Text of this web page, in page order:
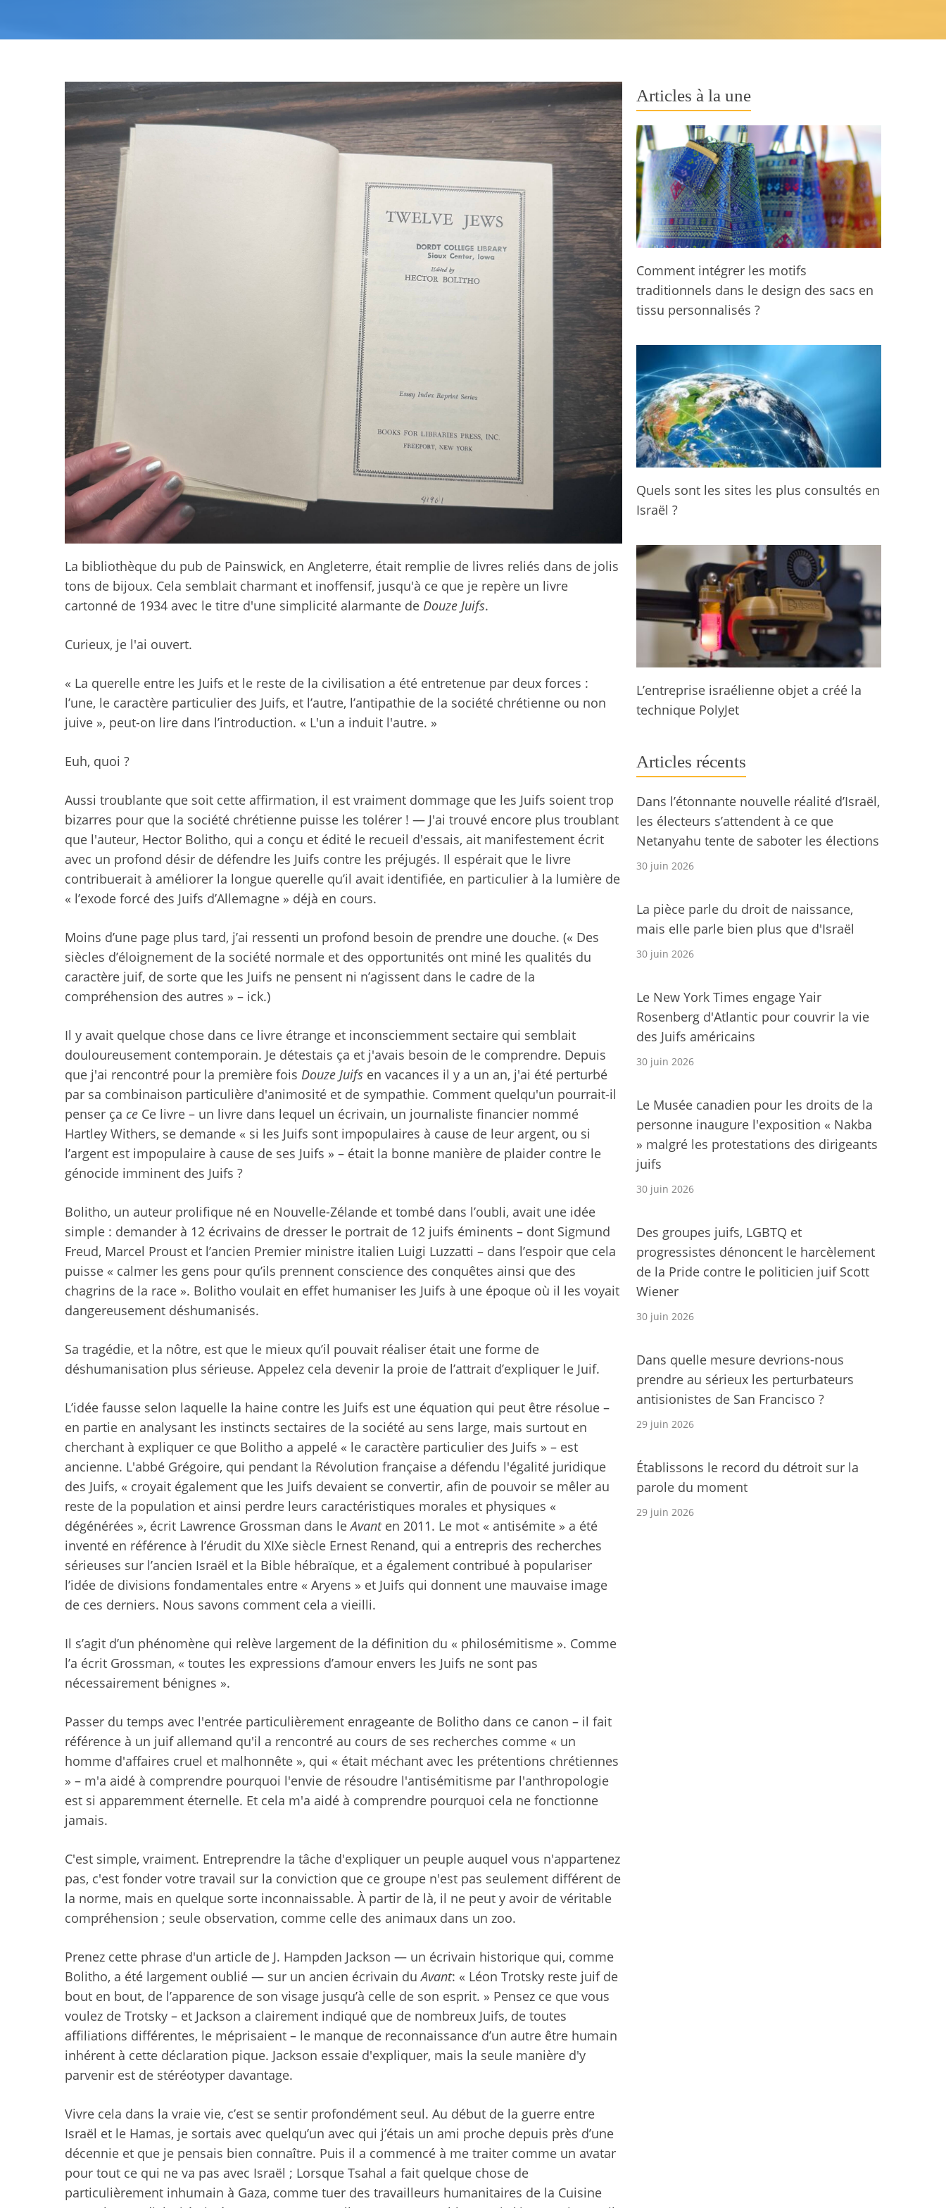
La bibliothèque du pub de Painswick, en Angleterre, était remplie de livres reliés dans de jolis
tons de bijoux. Cela semblait charmant et inoffensif, jusqu'à ce que je repère un livre
cartonné de 1934 avec le titre d'une simplicité alarmante de Douze Juifs.
Curieux, je l'ai ouvert.
« La querelle entre les Juifs et le reste de la civilisation a été entretenue par deux forces :
l’une, le caractère particulier des Juifs, et l’autre, l’antipathie de la société chrétienne ou non
juive », peut-on lire dans l’introduction. « L'un a induit l'autre. »
Euh, quoi ?
Aussi troublante que soit cette affirmation, il est vraiment dommage que les Juifs soient trop
bizarres pour que la société chrétienne puisse les tolérer ! — J'ai trouvé encore plus troublant
que l'auteur, Hector Bolitho, qui a conçu et édité le recueil d'essais, ait manifestement écrit
avec un profond désir de défendre les Juifs contre les préjugés. Il espérait que le livre
contribuerait à améliorer la longue querelle qu’il avait identifiée, en particulier à la lumière de
« l’exode forcé des Juifs d’Allemagne » déjà en cours.
Moins d’une page plus tard, j’ai ressenti un profond besoin de prendre une douche. (« Des
siècles d’éloignement de la société normale et des opportunités ont miné les qualités du
caractère juif, de sorte que les Juifs ne pensent ni n’agissent dans le cadre de la
compréhension des autres » – ick.)
Il y avait quelque chose dans ce livre étrange et inconsciemment sectaire qui semblait
douloureusement contemporain. Je détestais ça et j'avais besoin de le comprendre. Depuis
que j'ai rencontré pour la première fois Douze Juifs en vacances il y a un an, j'ai été perturbé
par sa combinaison particulière d'animosité et de sympathie. Comment quelqu'un pourrait-il
penser ça ce Ce livre – un livre dans lequel un écrivain, un journaliste financier nommé
Hartley Withers, se demande « si les Juifs sont impopulaires à cause de leur argent, ou si
l’argent est impopulaire à cause de ses Juifs » – était la bonne manière de plaider contre le
génocide imminent des Juifs ?
Bolitho, un auteur prolifique né en Nouvelle-Zélande et tombé dans l’oubli, avait une idée
simple : demander à 12 écrivains de dresser le portrait de 12 juifs éminents – dont Sigmund
Freud, Marcel Proust et l’ancien Premier ministre italien Luigi Luzzatti – dans l’espoir que cela
puisse « calmer les gens pour qu’ils prennent conscience des conquêtes ainsi que des
chagrins de la race ». Bolitho voulait en effet humaniser les Juifs à une époque où il les voyait
dangereusement déshumanisés.
Sa tragédie, et la nôtre, est que le mieux qu’il pouvait réaliser était une forme de
déshumanisation plus sérieuse. Appelez cela devenir la proie de l’attrait d’expliquer le Juif.
L’idée fausse selon laquelle la haine contre les Juifs est une équation qui peut être résolue –
en partie en analysant les instincts sectaires de la société au sens large, mais surtout en
cherchant à expliquer ce que Bolitho a appelé « le caractère particulier des Juifs » – est
ancienne. L'abbé Grégoire, qui pendant la Révolution française a défendu l'égalité juridique
des Juifs, « croyait également que les Juifs devaient se convertir, afin de pouvoir se mêler au
reste de la population et ainsi perdre leurs caractéristiques morales et physiques «
dégénérées », écrit Lawrence Grossman dans leAvanten 2011. Le mot « antisémite » a été
inventé en référence à l’érudit du XIXe siècle Ernest Renand, qui a entrepris des recherches
sérieuses sur l’ancien Israël et la Bible hébraïque, et a également contribué à populariser
l’idée de divisions fondamentales entre « Aryens » et Juifs qui donnent une mauvaise image
de ces derniers. Nous savons comment cela a vieilli.
Il s’agit d’un phénomène qui relève largement de la définition du « philosémitisme ». Comme
l’a écrit Grossman, « toutes les expressions d’amour envers les Juifs ne sont pas
nécessairement bénignes ».
Passer du temps avec l'entrée particulièrement enrageante de Bolitho dans ce canon – il fait
référence à un juif allemand qu'il a rencontré au cours de ses recherches comme « un
homme d'affaires cruel et malhonnête », qui « était méchant avec les prétentions chrétiennes
» – m'a aidé à comprendre pourquoi l'envie de résoudre l'antisémitisme par l'anthropologie
est si apparemment éternelle. Et cela m'a aidé à comprendre pourquoi cela ne fonctionne
jamais.
C'est simple, vraiment. Entreprendre la tâche d'expliquer un peuple auquel vous n'appartenez
pas, c'est fonder votre travail sur la conviction que ce groupe n'est pas seulement différent de
la norme, mais en quelque sorte inconnaissable. À partir de là, il ne peut y avoir de véritable
compréhension ; seule observation, comme celle des animaux dans un zoo.
Prenez cette phrase d'un article de J. Hampden Jackson — un écrivain historique qui, comme
Bolitho, a été largement oublié — sur un ancien écrivain duAvant: « Léon Trotsky reste juif de
bout en bout, de l’apparence de son visage jusqu’à celle de son esprit. » Pensez ce que vous
voulez de Trotsky – et Jackson a clairement indiqué que de nombreux Juifs, de toutes
affiliations différentes, le méprisaient – ​​le manque de reconnaissance d’un autre être humain
inhérent à cette déclaration pique. Jackson essaie d'expliquer, mais la seule manière d'y
parvenir est de stéréotyper davantage.
Vivre cela dans la vraie vie, c’est se sentir profondément seul. Au début de la guerre entre
Israël et le Hamas, je sortais avec quelqu’un avec qui j’étais un ami proche depuis près d’une
décennie et que je pensais bien connaître. Puis il a commencé à me traiter comme un avatar
pour tout ce qui ne va pas avec Israël ; Lorsque Tsahal a fait quelque chose de
particulièrement inhumain à Gaza, comme tuer des travailleurs humanitaires de la Cuisine
Articles à la une
Comment intégrer les motifs
traditionnels dans le design des sacs en
tissu personnalisés ?
Quels sont les sites les plus consultés en
Israël ?
L’entreprise israélienne objet a créé la
technique PolyJet
Articles récents
Dans l’étonnante nouvelle réalité d’Israël,
les électeurs s’attendent à ce que
Netanyahu tente de saboter les élections
30 juin 2026
La pièce parle du droit de naissance,
mais elle parle bien plus que d'Israël
30 juin 2026
Le New York Times engage Yair
Rosenberg d'Atlantic pour couvrir la vie
des Juifs américains
30 juin 2026
Le Musée canadien pour les droits de la
personne inaugure l'exposition « Nakba
» malgré les protestations des dirigeants
juifs
30 juin 2026
Des groupes juifs, LGBTQ et
progressistes dénoncent le harcèlement
de la Pride contre le politicien juif Scott
Wiener
30 juin 2026
Dans quelle mesure devrions-nous
prendre au sérieux les perturbateurs
antisionistes de San Francisco ?
29 juin 2026
Établissons le record du détroit sur la
parole du moment
29 juin 2026